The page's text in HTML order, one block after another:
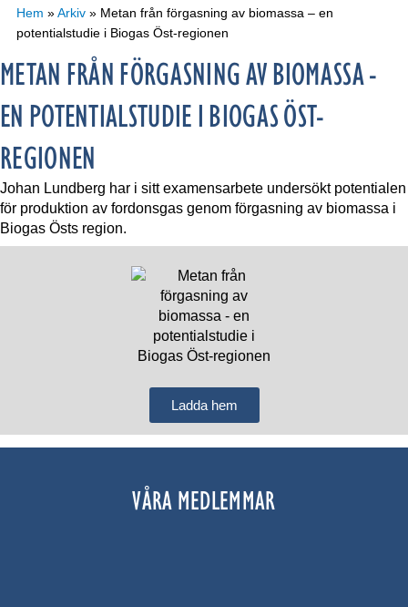
Hem » Arkiv » Metan från förgasning av biomassa – en
potentialstudie i Biogas Öst-regionen
METAN FRÅN FÖRGASNING AV BIOMASSA -
EN POTENTIALSTUDIE I BIOGAS ÖST-
REGIONEN
Johan Lundberg har i sitt examensarbete undersökt potentialen
för produktion av fordonsgas genom förgasning av biomassa i
Biogas Östs region.
Ladda hem
VÅRA MEDLEMMAR